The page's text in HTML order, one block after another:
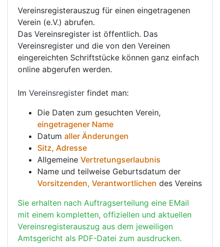
Vereinsregisterauszug für einen eingetragenen
Verein (e.V.) abrufen.
Das Vereinsregister ist öffentlich. Das
Vereinsregister und die von den Vereinen
eingereichten Schriftstücke können ganz einfach
online abgerufen werden.
Im Vereinsregister findet man:
Die Daten zum gesuchten Verein,
eingetragener Name
Datum aller Änderungen
Sitz, Adresse
Allgemeine Vertretungserlaubnis
Name und teilweise Geburtsdatum der
Vorsitzenden, Verantwortlichen des Vereins
Sie erhalten nach Auftragserteilung eine EMail
mit einem kompletten, offiziellen und aktuellen
Vereinsregisterauszug aus dem jeweiligen
Amtsgericht als PDF-Datei zum ausdrucken.